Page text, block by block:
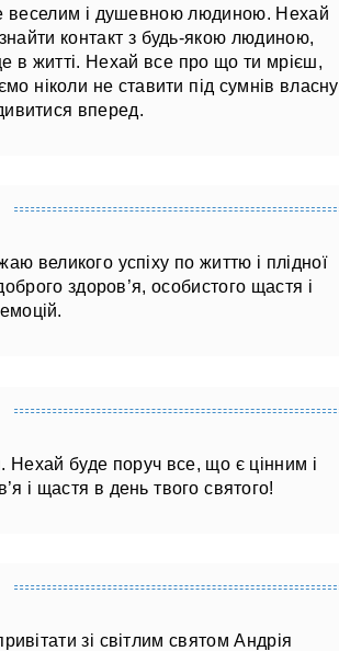
веселим і душевною людиною. Нехай
контакт з будь-якою людиною,
в житті. Нехай все про що ти мрієш,
ніколи не ставити під сумнів власну
вперед.
великого успіху по життю і плідної
здоров’я, особистого щастя і
буде поруч все, що є цінним і
і щастя в день твого святого!
зі світлим святом Андрія